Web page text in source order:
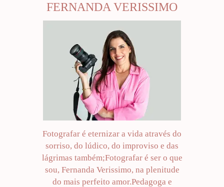
FERNANDA VERISSIMO
Fotografar é eternizar a vida através do
sorriso, do lúdico, do improviso e das
lágrimas também;Fotografar é ser o que
sou, Fernanda Verissimo, na plenitude
do mais perfeito amor.Pedagoga e